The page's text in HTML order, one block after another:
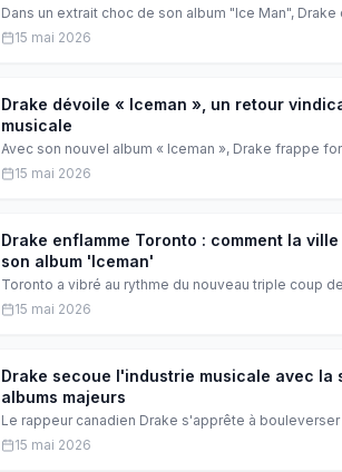
Dans un extrait choc de son album "Ice Man",
son silence sur la cause palestinienne. Une prise
déjà couler beaucoup d'encre dans le milieu musical.
15 mai 2026
Drake dévoile « Iceman », un retour
musicale
Avec son nouvel album « Iceman », Drake frappe
dans un opus aussi fun que percutant. Dès la
renaissance après une période sombre, offrant un
15 mai 2026
Drake enflamme Toronto : comment la
son album 'Iceman'
Toronto a vibré au rythme du nouveau triple coup
surprise de ses albums 'Iceman', 'Habibti' et 'Maid
qui révèle l'ampleur de l'icône mondiale dans sa ville
15 mai 2026
Drake secoue l'industrie musicale avec la
albums majeurs
Le rappeur canadien Drake s'apprête à
trois albums en une seule journée, une première
millions de fans à travers le monde.
15 mai 2026